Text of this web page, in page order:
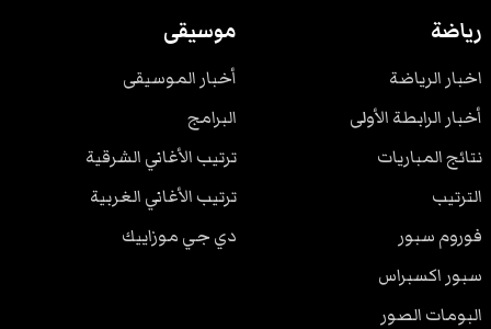
رياضة
اخبار الرياضة
أخبار الرابطة الأولى
نتائج المباريات
الترتيب
فوروم سبور
سبور اكسبراس
البومات الصور
موسيقى
أخبار الموسيقى
البرامج
ترتيب الأغاني الشرقية
ترتيب الأغاني الغربية
دي جي موزاييك